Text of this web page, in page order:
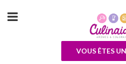
VOUS ÊTES